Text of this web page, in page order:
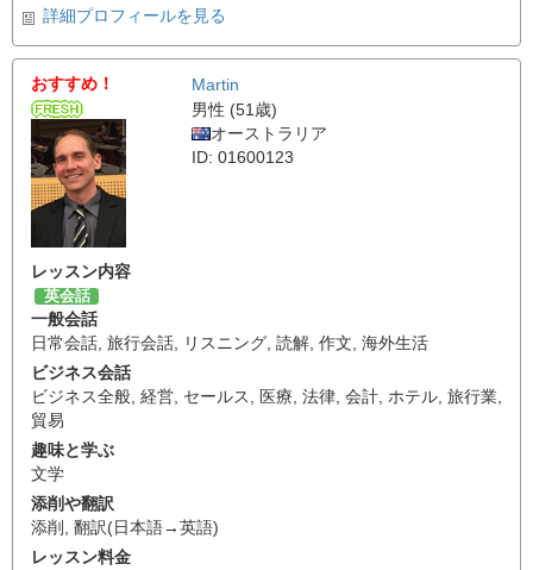
詳細プロフィールを見る
おすすめ！
Martin
男性 (51歳)
オーストラリア
ID: 01600123
レッスン内容
英会話
一般会話
日常会話 旅行会話 リスニング 読解 作文 海外生活
ビジネス会話
ビジネス全般 経営 セールス 医療 法律 会計 ホテル 旅行業
貿易
趣味と学ぶ
文学
添削や翻訳
添削
翻訳(日本語→英語)
レッスン料金